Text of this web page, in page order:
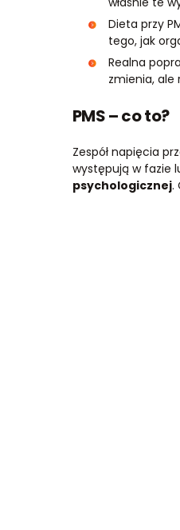
Dieta przy
tego, jak
Realna
zmienia, ale
PMS – co to?
Zespół napięcia
występują w fazie
psychologicznej.